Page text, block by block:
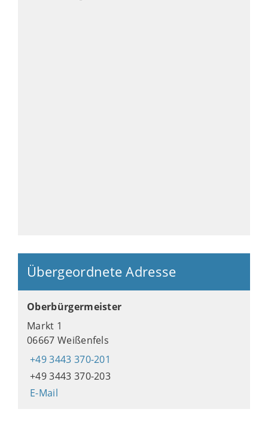
Übergeordnete Adresse
Oberbürgermeister
Markt 1
06667 Weißenfels
+49 3443 370-201
+49 3443 370-203
E-Mail